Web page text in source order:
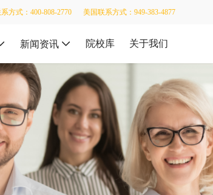
方式：400-808-2770 美国联系方式：949-383-4877
新闻资讯 院校库 关于我们